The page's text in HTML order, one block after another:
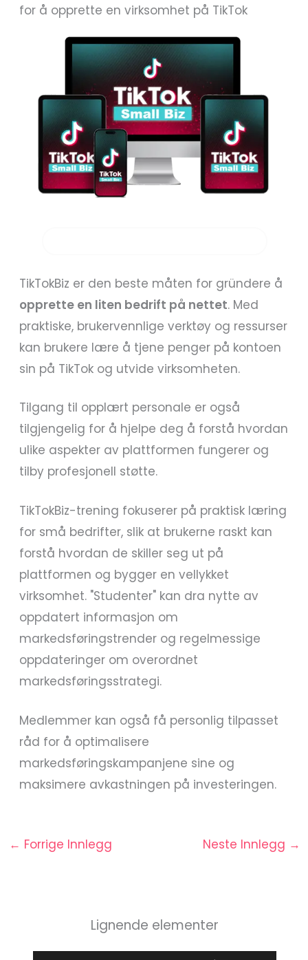
for å opprette en virksomhet på TikTok
TikTokBiz er den beste måten for gründere å
opprette en liten bedrift på nettet. Med
praktiske, brukervennlige verktøy og ressurser
kan brukere lære å tjene penger på kontoen
sin på TikTok og utvide virksomheten.
Tilgang til opplært personale er også
tilgjengelig for å hjelpe deg å forstå hvordan
ulike aspekter av plattformen fungerer og
tilby profesjonell støtte.
TikTokBiz-trening fokuserer på praktisk læring
for små bedrifter, slik at brukerne raskt kan
forstå hvordan de skiller seg ut på
plattformen og bygger en vellykket
virksomhet. "Studenter" kan dra nytte av
oppdatert informasjon om
markedsføringstrender og regelmessige
oppdateringer om overordnet
markedsføringsstrategi.
Medlemmer kan også få personlig tilpasset
råd for å optimalisere
markedsføringskampanjene sine og
maksimere avkastningen på investeringen.
← Forrige Innlegg Neste Innlegg →
Lignende elementer